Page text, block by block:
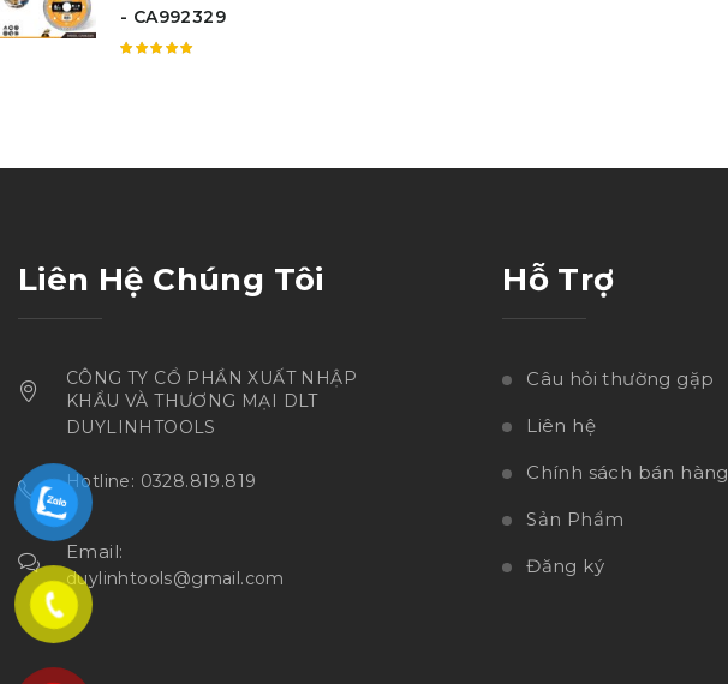
- CA992329
Liên Hệ Chúng Tôi
CÔNG TY CỔ PHẦN XUẤT NHẬP
KHẨU VÀ THƯƠNG MẠI DLT
DUYLINHTOOLS
Hotline: 0328.819.819
Email:
duylinhtools@gmail.com
Hỗ Trợ
Câu hỏi thường gặp
Liên hệ
Chính sách bán hàng
Sản Phẩm
Đăng ký